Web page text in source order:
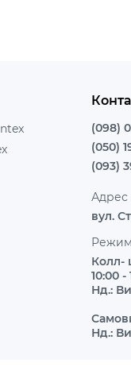
(098)
(050)
(093)
Адрес
вул.
Колл-
10:00 -
Нд.:
Нд.: